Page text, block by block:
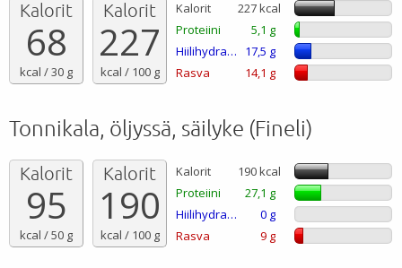
Kalorit
68
kcal / 30 g
Kalorit
227
kcal / 100 g
Kalorit
227 kcal
Proteiini
5,1 g
Hiilihydraatti
17,5 g
Rasva
14,1 g
Tonnikala, öljyssä, säilyke (Fineli)
Kalorit
95
kcal / 50 g
Kalorit
190
kcal / 100 g
Kalorit
190 kcal
Proteiini
27,1 g
Hiilihydraatti
0 g
Rasva
9 g